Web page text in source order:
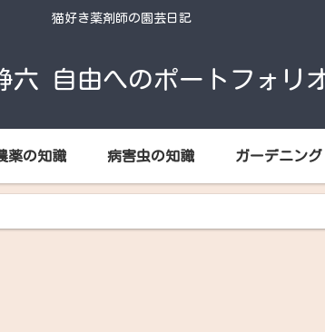
猫好き薬剤師の園芸日記
六 自由へのポートフォリ
薬の知識 病害虫の知識 ガーデニング